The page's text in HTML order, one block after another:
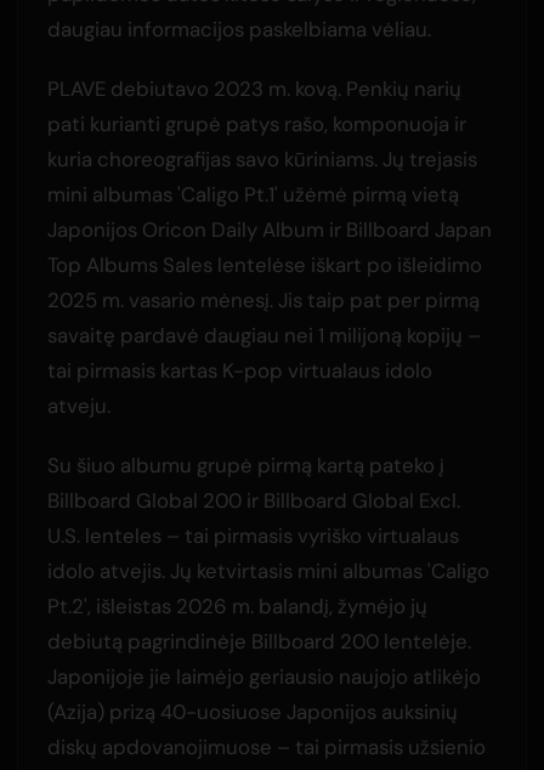
daugiau informacijos paskelbiama vėliau.
PLAVE debiutavo 2023 m. kovą. Penkių narių
pati kurianti grupė patys rašo, komponuoja ir
kuria choreografijas savo kūriniams. Jų trejasis
mini albumas 'Caligo Pt.1' užėmė pirmą vietą
Japonijos Oricon Daily Album ir Billboard Japan
Top Albums Sales lentelėse iškart po išleidimo
2025 m. vasario mėnesį. Jis taip pat per pirmą
savaitę pardavė daugiau nei 1 milijoną kopijų –
tai pirmasis kartas K-pop virtualaus idolo
atveju.
Su šiuo albumu grupė pirmą kartą pateko į
Billboard Global 200 ir Billboard Global Excl.
U.S. lenteles – tai pirmasis vyriško virtualaus
idolo atvejis. Jų ketvirtasis mini albumas 'Caligo
Pt.2', išleistas 2026 m. balandį, žymėjo jų
debiutą pagrindinėje Billboard 200 lentelėje.
Japonijoje jie laimėjo geriausio naujojo atlikėjo
(Azija) prizą 40-uosiuose Japonijos auksinių
diskų apdovanojimuose – tai pirmasis užsienio